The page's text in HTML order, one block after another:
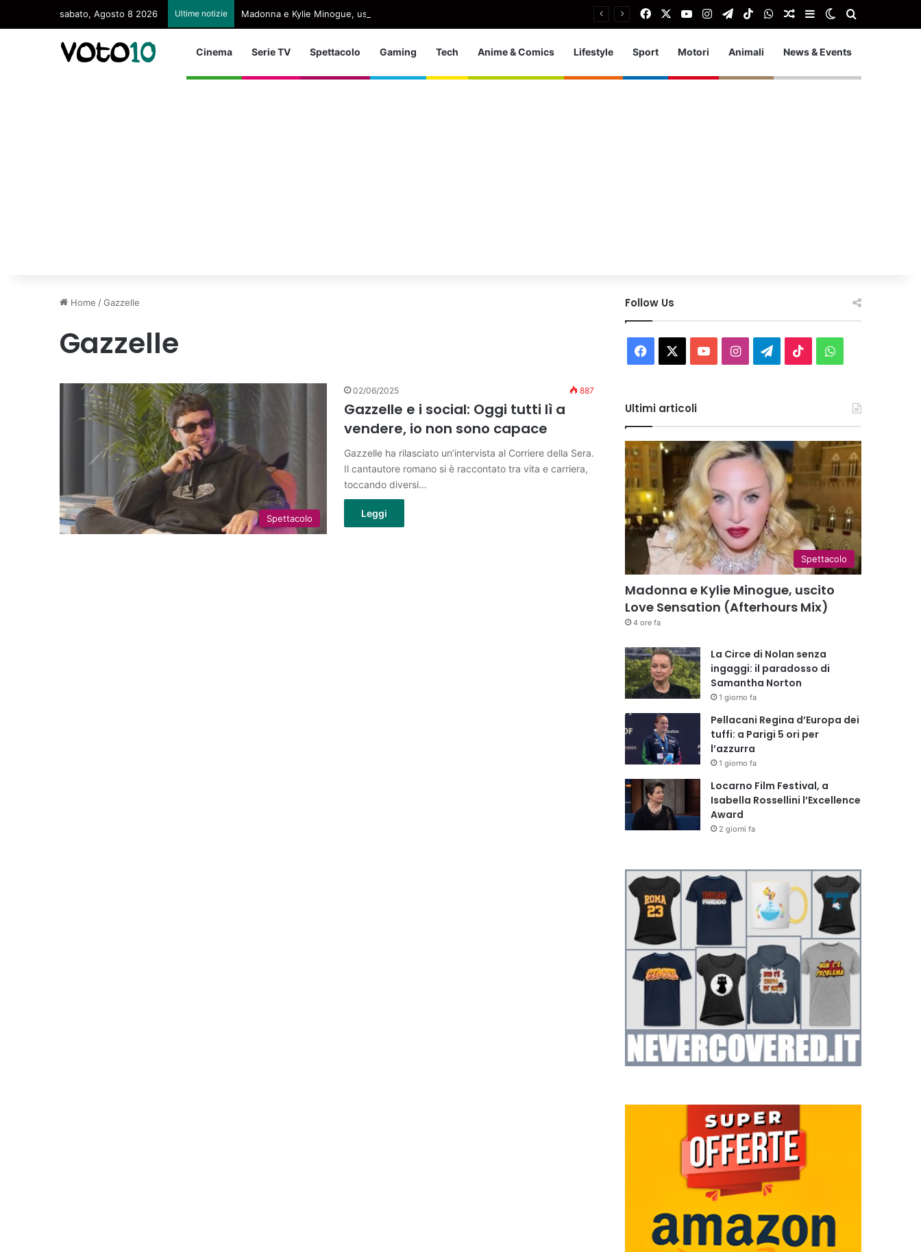
sabato, Agosto 8 2026 Ultime notizie Madonna e Kylie Minogue, uscito Love Sensation (Afterhours Mix) FacebookYou TubeInstagram
TelegramTikTokWhatsApp
Articolo Random
Barra laterale
Cambia aspetto
Cinema Serie TV Spettacolo Gaming Tech Anime & Comics Lifestyle Sport Motori Animali News & Events
Home /Gazzelle
Gazzelle
Spettacolo
02/06/2025 887
Gazzelle e i social: Oggi tutti lì a
vendere, io non sono capace
Gazzelle ha rilasciato un’intervista al Corriere della Sera.
Il cantautore romano si è raccontato tra vita e carriera,
toccando diversi…
Leggi
Follow Us
Facebook You InstagramTelegram
TikTokWhatsApp
Ultimi articoli
Spettacolo
Madonna e Kylie Minogue, uscito
Love Sensation (Afterhours Mix)
4 ore fa
La Circe di Nolan senza
ingaggi: il paradosso di
Samantha Norton
1 giorno fa
Pellacani Regina d’Europa dei
tuffi: a Parigi 5 ori per
l’azzurra
1 giorno fa
Locarno Film Festival, a
Isabella Rossellini l’Excellence
Award
2 giorni fa